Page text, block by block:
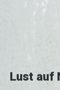
Lust auf